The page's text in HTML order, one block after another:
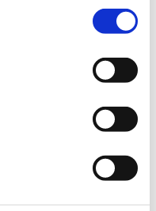
interessieren